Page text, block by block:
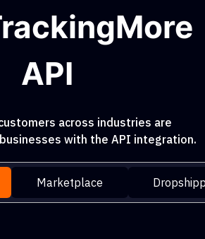
API
across industries are
with the API integration.
Marketplace